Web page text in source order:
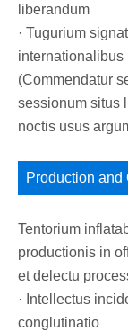
liberandum
· Tugurium
internationalibus
(Commendatur
sessionum situs
noctis usus
Production and
Tentorium
productionis in
et delectu
· Intellectus
conglutinatio